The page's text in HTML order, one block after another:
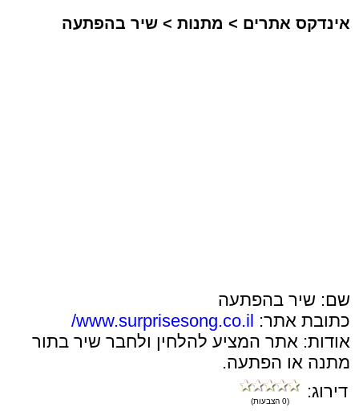
אינדקס אתרים > מתנות > שיר בהפתעה
שם: שיר בהפתעה
כתובת אתר: www.surprisesong.co.il/
אודות: אתר המציע להלחין ולחבר שיר בתור
מתנה או הפתעה.
דירוג:
(0 הצבעות)